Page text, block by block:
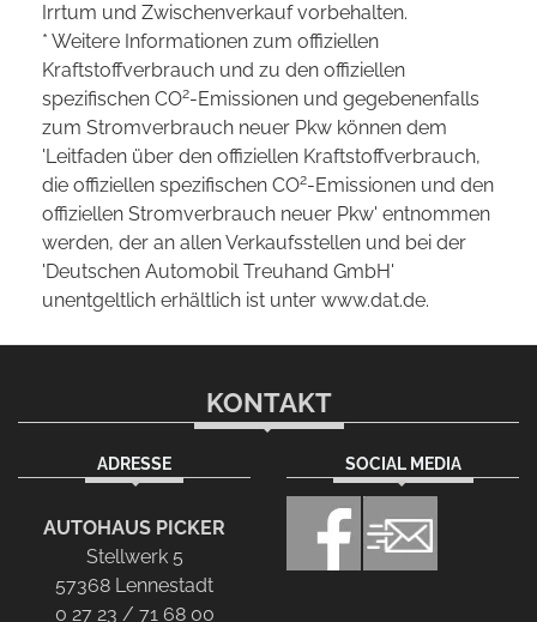
Irrtum und Zwischenverkauf vorbehalten.
* Weitere Informationen zum offiziellen
Kraftstoffverbrauch und zu den offiziellen
spezifischen CO2-Emissionen und gegebenenfalls
zum Stromverbrauch neuer Pkw können dem
'Leitfaden über den offiziellen Kraftstoffverbrauch,
die offiziellen spezifischen CO2-Emissionen und den
offiziellen Stromverbrauch neuer Pkw' entnommen
werden, der an allen Verkaufsstellen und bei der
'Deutschen Automobil Treuhand GmbH'
unentgeltlich erhältlich ist unter www.dat.de.
KONTAKT
ADRESSE
AUTOHAUS PICKER
Stellwerk 5
57368 Lennestadt
0 27 23 / 71 68 00
SOCIAL MEDIA